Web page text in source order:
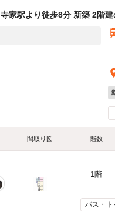
寺家駅より徒歩8分 新築 2階
間取り図 階数
1階
バス・ト